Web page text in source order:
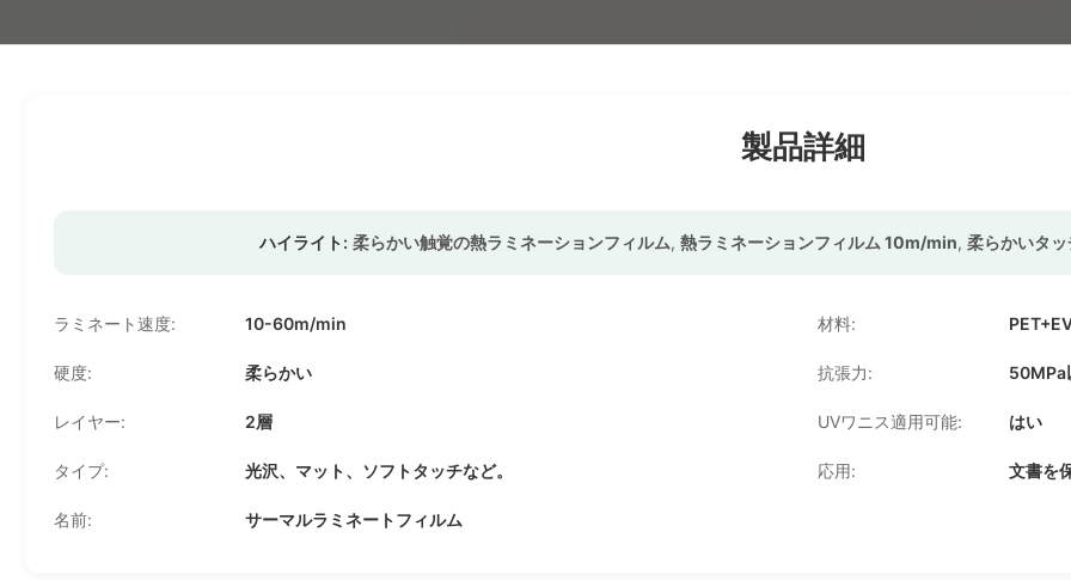
製品詳細
ハイライト: 柔らかい触覚の熱ラミネーションフィルム, 熱ラミネーションフィルム 10m/min, 柔らかいタ
ラミネート速度: 10-60m/min 材料:
硬度: 柔らかい 抗張力: 50MPa
レイヤー: 2層 UVワニス適用可能: はい
タイプ: 光沢、マット、ソフトタッチなど。 応用: 文書を
名前: サーマルラミネートフィルム